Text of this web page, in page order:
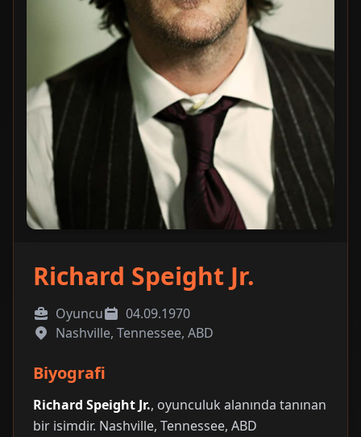
Richard Speight Jr.
Oyuncu
04.09.1970
Nashville, Tennessee, ABD
Biyografi
Richard Speight Jr., oyunculuk alanında tanınan
bir isimdir. Nashville, Tennessee, ABD